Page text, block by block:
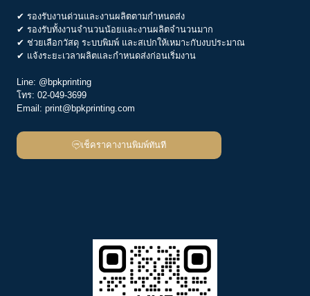
✔ รองรับงานด่วนและงานผลิตตามกำหนดส่ง
✔ รองรับทั้งงานจำนวนน้อยและงานผลิตจำนวนมาก
✔ ช่วยเลือกวัสดุ ระบบพิมพ์ และสเปกให้เหมาะกับงบประมาณ
✔ แจ้งระยะเวลาผลิตและกำหนดส่งก่อนเริ่มงาน
Line: @bpkprinting
โทร: 02-049-3699
Email: print@bpkprinting.com
เช็คราคางานพิมพ์ทันที